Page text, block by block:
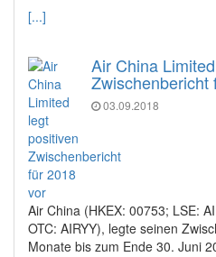
[...]
Air China
Zwischenbericht
03.09.2018
Air China (HKEX: 00753; LSE:
OTC: AIRYY), legte seinen
Monate bis zum Ende 30. Juni